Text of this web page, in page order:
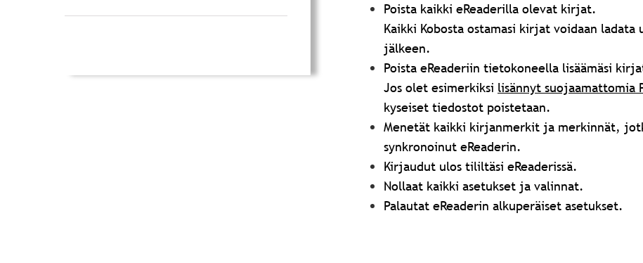
Poista kaikki eReaderilla olevat kirjat.
Kaikki Kobosta ostamasi kirjat voidaan
jälkeen.
Poista eReaderiin tietokoneella lisäämäsi
Jos olet esimerkiksi lisännyt suojaamattomia
kyseiset tiedostot poistetaan.
Menetät kaikki kirjanmerkit ja merkinnät,
synkronoinut eReaderin.
Kirjaudut ulos tililtäsi eReaderissä.
Nollaat kaikki asetukset ja valinnat.
Palautat eReaderin alkuperäiset asetukset.